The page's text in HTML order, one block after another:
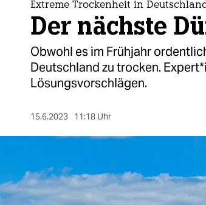
Extreme Trockenheit in
Der nächste
Obwohl es im Frühjahr
Deutschland zu trocken.
Lösungsvorschlägen.
15.6.2023 11:18 Uhr